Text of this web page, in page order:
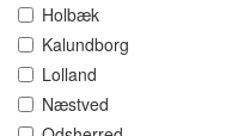
Holbæk
Kalundborg
Lolland
Næstved